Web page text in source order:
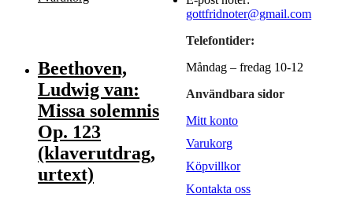
209,00 kr.
Beethoven,
Ludwig van:
Missa solemnis
Op. 123
(klaverutdrag,
urtext)
gottfridnoter@gmail.com
Telefontider:
Måndag – fredag 10-12
Användbara sidor
Mitt konto
Varukorg
Köpvillkor
Kontakta oss